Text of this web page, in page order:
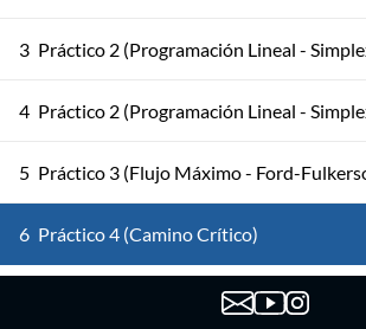
3 Práctico 2 (Programación Lineal -
4 Práctico 2 (Programación Lineal -
5 Práctico 3 (Flujo Máximo - Ford-
6 Práctico 4 (Camino Crítico)
Práctico 5 (CM Tiempo Discreto)